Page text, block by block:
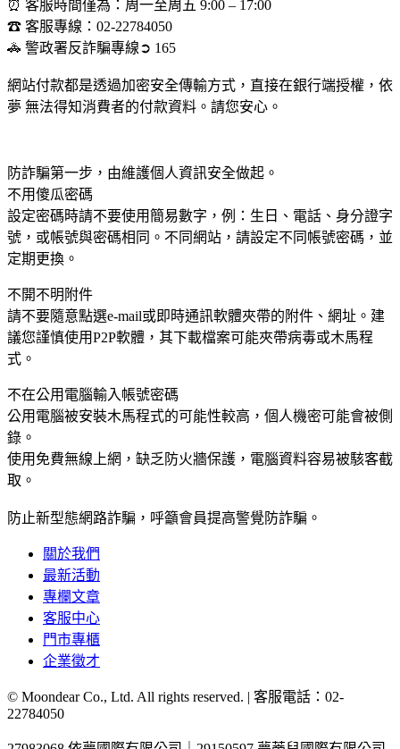
⏰ 客服時間僅為：周一至周五 9:00 – 17:00
☎ 客服專線：02-22784050
🚓 警政署反詐騙專線➲ 165
網站付款都是透過加密安全傳輸方式，直接在銀行端授權，依
夢 無法得知消費者的付款資料。請您安心。
防詐騙第一步，由維護個人資訊安全做起。
不用傻瓜密碼
設定密碼時請不要使用簡易數字，例：生日、電話、身分證字
號，或帳號與密碼相同。不同網站，請設定不同帳號密碼，並
定期更換。
不開不明附件
請不要隨意點選e-mail或即時通訊軟體夾帶的附件、網址。建
議您謹慎使用P2P軟體，其下載檔案可能夾帶病毒或木馬程
式。
不在公用電腦輸入帳號密碼
公用電腦被安裝木馬程式的可能性較高，個人機密可能會被側
錄。
使用免費無線上網，缺乏防火牆保護，電腦資料容易被駭客截
取。
防止新型態網路詐騙，呼籲會員提高警覺防詐騙。
關於我們
最新活動
專欄文章
客服中心
門市專櫃
企業徵才
© Moondear Co., Ltd. All rights reserved. | 客服電話： 02-
22784050